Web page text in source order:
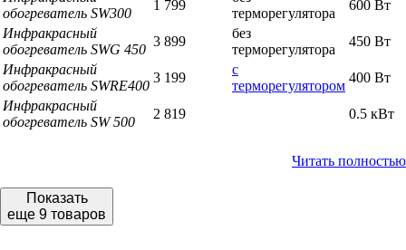
обогреватель SW300
1 799
терморегулятора
600 Вт
Инфракрасный
обогреватель SWG 450
3 899
без
терморегулятора
450 Вт
Инфракрасный
обогреватель SWRE400
3 199
с
терморегулятором
400 Вт
Инфракрасный
обогреватель SW 500
2 819
0.5 кВт
обогреватель SWRE
700
Инфракрасный
Читать полностью
Показать
еще 9 товаров